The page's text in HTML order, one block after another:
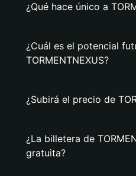
¿Qué hace único a
¿Cuál es el potencial
TORMENTNEXUS?
¿Subirá el precio de
¿La billetera de
gratuita?